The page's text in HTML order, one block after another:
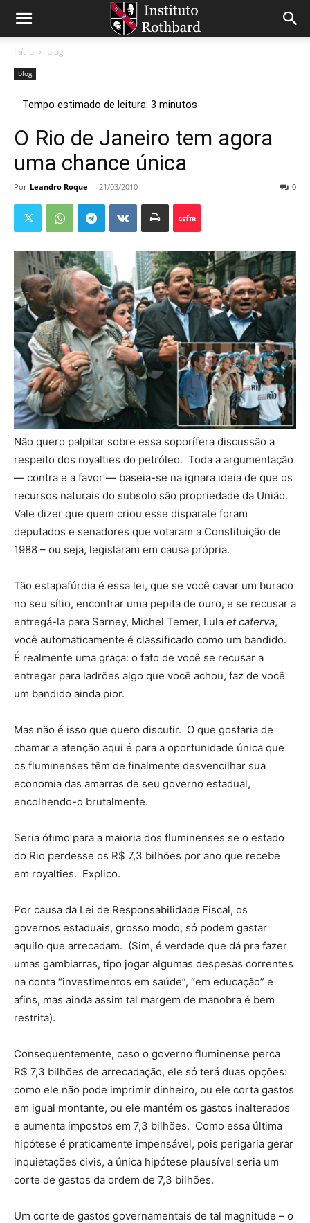
Início blog
blog
O Rio de Janeiro tem agora
uma chance única
Por Leandro Roque - 21/03/2010 0
Não quero palpitar sobre essa soporífera discussão a
respeito dos royalties do petróleo. Toda a argumentação
— contra e a favor — baseia-se na ignara ideia de que os
recursos naturais do subsolo são propriedade da União.
Vale dizer que quem criou esse disparate foram
deputados e senadores que votaram a Constituição de
1988 – ou seja, legislaram em causa própria.
Tão estapafúrdia é essa lei, que se você cavar um buraco
no seu sítio, encontrar uma pepita de ouro, e se recusar a
entregá-la para Sarney, Michel Temer, Lula et caterva,
você automaticamente é classificado como um bandido.
É realmente uma graça: o fato de você se recusar a
entregar para ladrões algo que você achou, faz de você
um bandido ainda pior.
Mas não é isso que quero discutir. O que gostaria de
chamar a atenção aqui é para a oportunidade única que
os fluminenses têm de finalmente desvencilhar sua
economia das amarras de seu governo estadual,
encolhendo-o brutalmente.
Seria ótimo para a maioria dos fluminenses se o estado
do Rio perdesse os R$ 7,3 bilhões por ano que recebe
em royalties. Explico.
Por causa da Lei de Responsabilidade Fiscal, os
governos estaduais, grosso modo, só podem gastar
aquilo que arrecadam. (Sim, é verdade que dá pra fazer
umas gambiarras, tipo jogar algumas despesas correntes
na conta “investimentos em saúde”, “em educação” e
afins, mas ainda assim tal margem de manobra é bem
restrita).
Consequentemente, caso o governo fluminense perca
R$ 7,3 bilhões de arrecadação, ele só terá duas opções:
como ele não pode imprimir dinheiro, ou ele corta gastos
em igual montante, ou ele mantém os gastos inalterados
e aumenta impostos em 7,3 bilhões. Como essa última
hipótese é praticamente impensável, pois perigaria gerar
inquietações civis, a única hipótese plausível seria um
corte de gastos da ordem de 7,3 bilhões.
Um corte de gastos governamentais de tal magnitude – o